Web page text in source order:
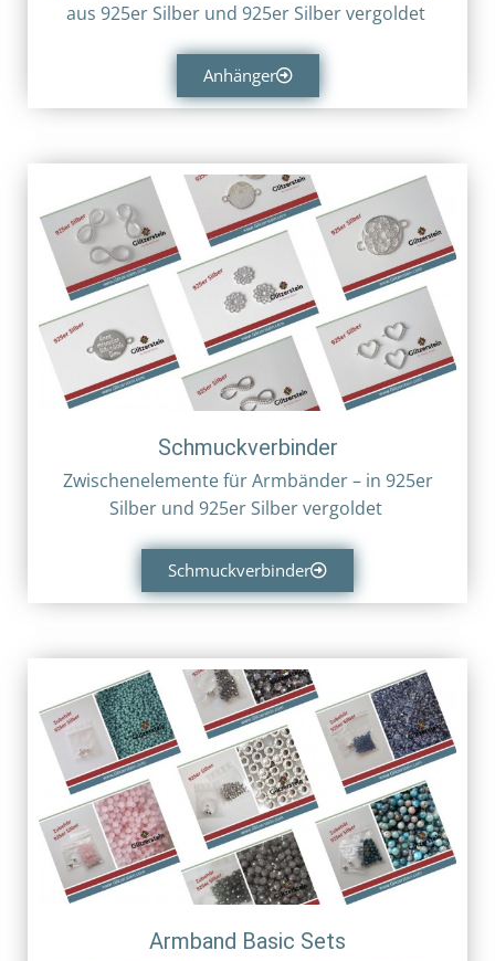
aus 925er Silber und 925er Silber vergoldet
Anhänger
Schmuckverbinder
Zwischenelemente für Armbänder – in 925er
Silber und 925er Silber vergoldet
Schmuckverbinder
Armband Basic Sets